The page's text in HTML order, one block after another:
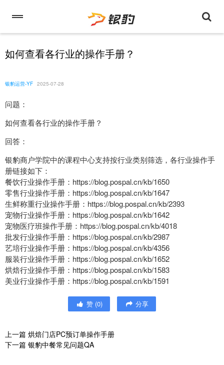
如何查看各行业的操作手册？
银豹运营-YF 2025-07-28
问题：
如何查看各行业的操作手册？
回答：
银豹商户学院中的课程中心支持按行业类别筛选，各行业操作手
册链接如下：
餐饮行业操作手册：https://blog.pospal.cn/kb/1650
零售行业操作手册：https://blog.pospal.cn/kb/1647
生鲜称重行业操作手册：https://blog.pospal.cn/kb/2393
宠物行业操作手册：https://blog.pospal.cn/kb/1642
宠物医疗班操作手册：https://blog.pospal.cn/kb/4018
批发行业操作手册：https://blog.pospal.cn/kb/2987
艺培行业操作手册：https://blog.pospal.cn/kb/4356
服装行业操作手册：https://blog.pospal.cn/kb/1652
烘焙行业操作手册：https://blog.pospal.cn/kb/1583
美业行业操作手册：https://blog.pospal.cn/kb/1591
赞 (0) 分享
上一篇 烘焙门店PC预订单操作手册
下一篇 银豹中餐常见问题QA